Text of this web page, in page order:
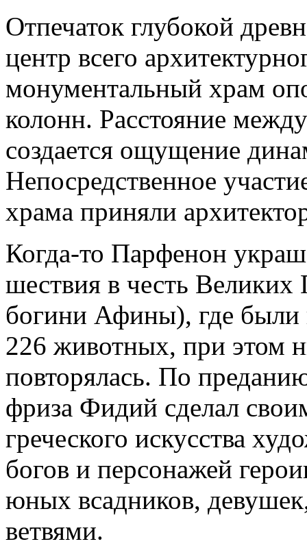
Отпечаток глубокой
центр всего
монументальный храм
колонн. Расстояние
создается ощущение
Непосредственное
храма приняли
Когда-то Парфенон
шествия в честь
богини Афины), где
226 животных, при этом
повторялась. По
фриза Фидий сделал
греческого искусства
богов и персонажей
юных всадников,
ветвями.